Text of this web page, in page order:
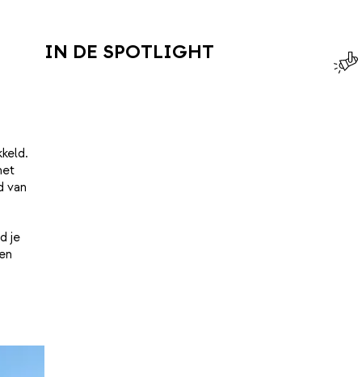
van
je
IN DE SPOTLIGHT